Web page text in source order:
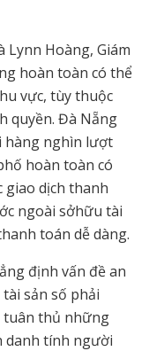
Hoàng, Giám
hoàn toàn có thể
vực, tùy thuộc
quyền. Đà Nẵng
hàng nghìn lượt
hoàn toàn có
dịch thanh
ngoài sởhữu tài
toán dễ dàng.
định vấn đề an
sản số phải
tuân thủ những
danh tính người